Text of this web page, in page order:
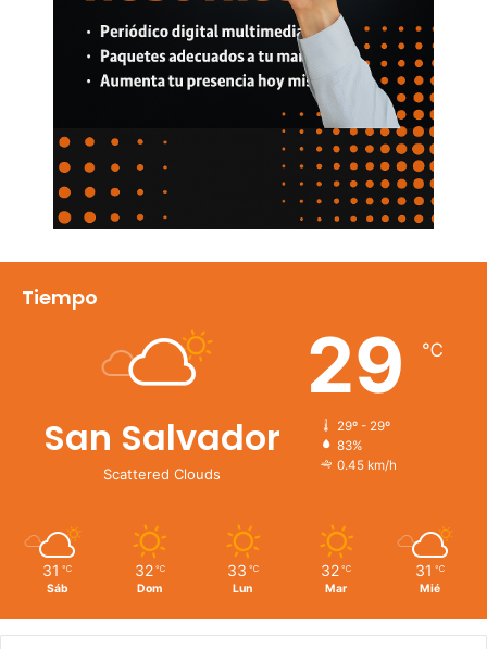
Tiempo
San Salvador
Scattered Clouds
29 ℃
29º - 29º
83%
0.45 km/h
31 ℃
Sáb
32 ℃
Dom
33 ℃
Lun
32 ℃
Mar
31 ℃
Mié